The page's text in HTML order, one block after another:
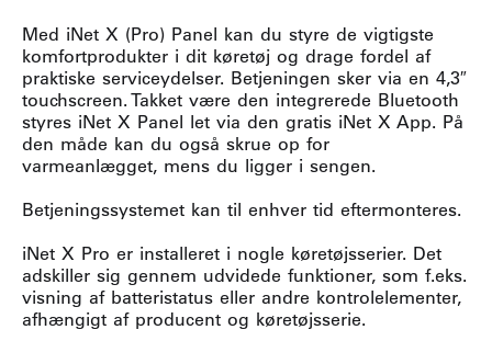
Med iNet X (Pro) Panel kan du styre de vigtigste
komfortprodukter i dit køretøj og drage fordel af
praktiske serviceydelser. Betjeningen sker via en 4,3″
touchscreen. Takket være den integrerede Bluetooth
styres iNet X Panel let via den gratis iNet X App. På
den måde kan du også skrue op for
varmeanlægget, mens du ligger i sengen.
Betjeningssystemet kan til enhver tid eftermonteres.
iNet X Pro er installeret i nogle køretøjsserier. Det
adskiller sig gennem udvidede funktioner, som f.eks.
visning af batteristatus eller andre kontrolelementer,
afhængigt af producent og køretøjsserie.